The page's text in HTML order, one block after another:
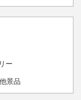
ー
景品